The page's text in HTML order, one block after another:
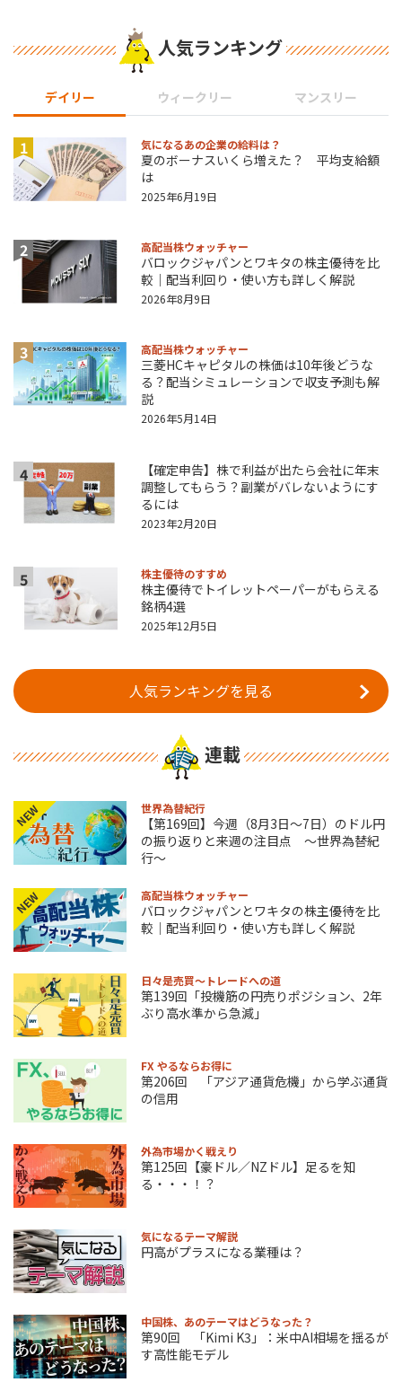
人気ランキング
デイリー ウィークリー マンスリー
1 気になるあの企業の給料は？
夏のボーナスいくら増えた？ 平均支給額
は
2025年6月19日
2 高配当株ウォッチャー
バロックジャパンとワキタの株主優待を比
較｜配当利回り・使い方も詳しく解説
2026年8月9日
3 高配当株ウォッチャー
三菱HCキャピタルの株価は10年後どうな
る？配当シミュレーションで収支予測も解
説
2026年5月14日
4
【確定申告】株で利益が出たら会社に年末
調整してもらう？副業がバレないようにす
るには
2023年2月20日
5 株主優待のすすめ
株主優待でトイレットペーパーがもらえる
銘柄4選
2025年12月5日
人気ランキングを見る
連載
NEW 世界為替紀行
【第169回】今週（8月3日～7日）のドル円
の振り返りと来週の注目点 ～世界為替紀
行～
NEW 高配当株ウォッチャー
バロックジャパンとワキタの株主優待を比
較｜配当利回り・使い方も詳しく解説
日々是売買～トレードへの道
第139回「投機筋の円売りポジション、2年
ぶり高水準から急減」
FX やるならお得に
第206回 「アジア通貨危機」から学ぶ通貨
の信用
外為市場かく戦えり
第125回【豪ドル／NZドル】足るを知
る・・・！？
気になるテーマ解説
円高がプラスになる業種は？
中国株、あのテーマはどうなった？
第90回 「Kimi K3」：米中AI相場を揺るが
す高性能モデル